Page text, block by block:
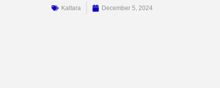
Kaltara December 5, 2024